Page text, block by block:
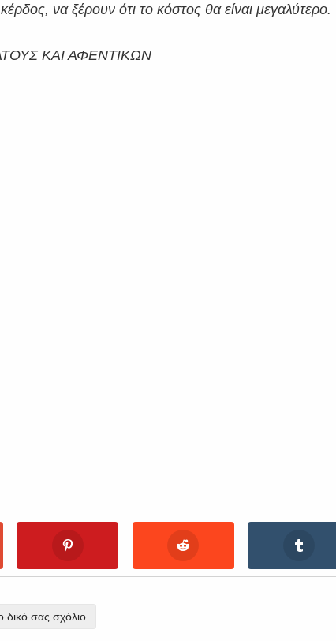
να ξέρουν ότι το κόστος θα είναι μεγαλύτερο.
ΚΑΙ ΑΦΕΝΤΙΚΩΝ
δικό σας σχόλιο